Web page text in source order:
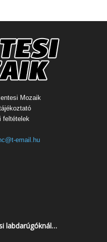
Mozaik
feltételek
email.hu
labdarúgóknál…